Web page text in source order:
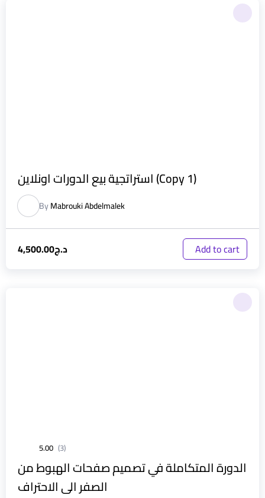
استراتجية بيع الدورات اونلاين (Copy 1)
ByMabrouki Abdelmalek
د.ج4,500.00 Add to cart
5.00 (3)
الدورة المتكاملة في تصميم صفحات الهبوط من
الصفر الى الاحتراف